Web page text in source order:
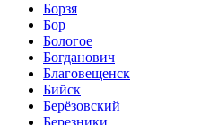
Борзя
Бор
Бологое
Богданович
Благовещенск
Бийск
Берёзовский
Березники